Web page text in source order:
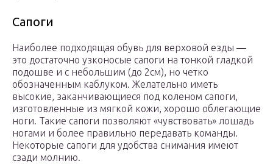
Сапоги
Наиболее подходящая обувь для верховой езды —
это достаточно узконосые сапоги на тонкой гладкой
подошве и с небольшим (до 2см), но четко
обозначенным каблуком. Желательно иметь
высокие, заканчивающиеся под коленом сапоги,
изготовленные из мягкой кожи, хорошо облегающие
ноги. Такие сапоги позволяют «чувствовать» лошадь
ногами и более правильно передавать команды.
Некоторые сапоги для удобства снимания имеют
сзади молнию.